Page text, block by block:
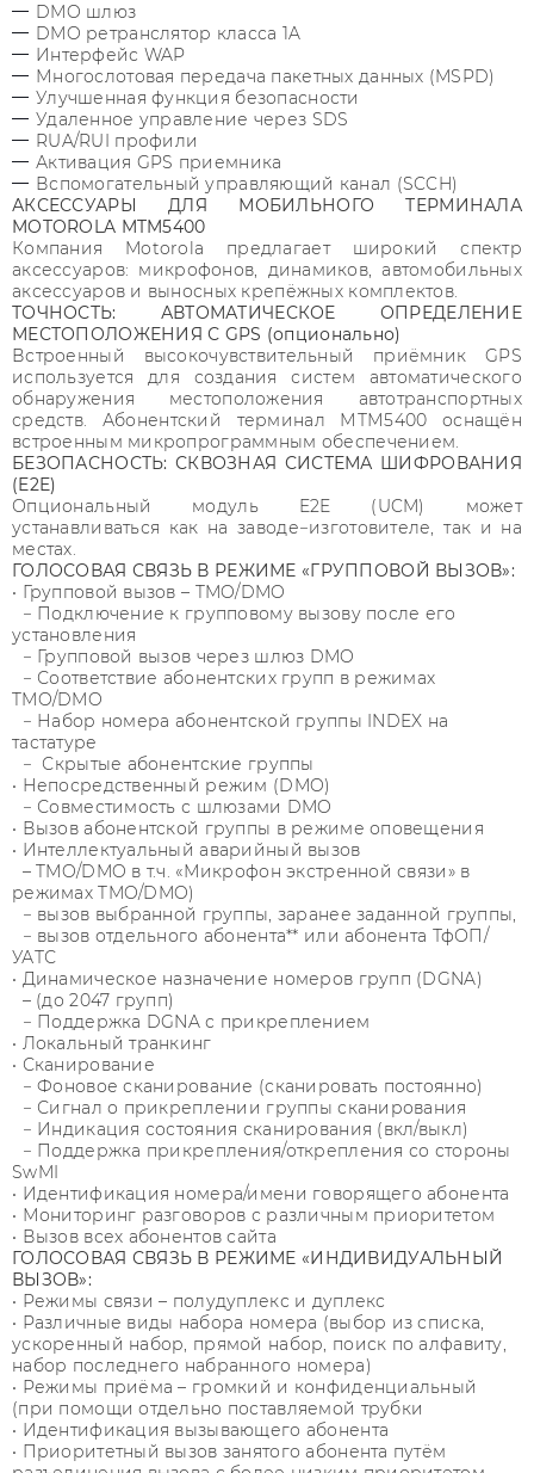
DMO шлюз
DMO ретранслятор класса 1A
Интерфейс WAP
Многослотовая передача пакетных данных (MSPD)
Улучшенная функция безопасности
Удаленное управление через SDS
RUA/RUI профили
Активация GPS приемника
Вспомогательный управляющий канал (SCCH)
АКСЕССУАРЫ ДЛЯ МОБИЛЬНОГО ТЕРМИНАЛА
MOTOROLA MTM5400
Компания Motorola предлагает широкий спектр
аксессуаров: микрофонов, динамиков, автомобильных
аксессуаров и выносных крепёжных комплектов.
ТОЧНОСТЬ: АВТОМАТИЧЕСКОЕ ОПРЕДЕЛЕНИЕ
МЕСТОПОЛОЖЕНИЯ С GPS (опционально)
Встроенный высокочувствительный приёмник GPS
используется для создания систем автоматического
обнаружения местоположения автотранспортных
средств. Абонентский терминал МТМ5400 оснащён
встроенным микропрограммным обеспечением.
БЕЗОПАСНОСТЬ: СКВОЗНАЯ СИСТЕМА ШИФРОВАНИЯ
(E2E)
Опциональный модуль E2E (UCM) может
устанавливаться как на заводе−изготовителе, так и на
местах.
ГОЛОСОВАЯ СВЯЗЬ В РЕЖИМЕ «ГРУППОВОЙ ВЫЗОВ»:
• Групповой вызов – TMO/DMO
− Подключение к групповому вызову после его
установления
− Групповой вызов через шлюз DMO
− Соответствие абонентских групп в режимах
TMO/DMO
− Набор номера абонентской группы INDEX на
тастатуре
− Скрытые абонентские группы
• Непосредственный режим (DMO)
− Совместимость с шлюзами DMO
• Вызов абонентской группы в режиме оповещения
• Интеллектуальный аварийный вызов
– TMO/DMO в т.ч. «Микрофон экстренной связи» в
режимах TMO/DMO)
− вызов выбранной группы, заранее заданной группы,
− вызов отдельного абонента** или абонента ТфОП/
УАТС
• Динамическое назначение номеров групп (DGNA)
– (до 2047 групп)
− Поддержка DGNA с прикреплением
• Локальный транкинг
• Сканирование
− Фоновое сканирование (сканировать постоянно)
− Сигнал о прикреплении группы сканирования
− Индикация состояния сканирования (вкл/выкл)
− Поддержка прикрепления/открепления со стороны
SwMI
• Идентификация номера/имени говорящего абонента
• Мониторинг разговоров с различным приоритетом
• Вызов всех абонентов сайта
ГОЛОСОВАЯ СВЯЗЬ В РЕЖИМЕ «ИНДИВИДУАЛЬНЫЙ
ВЫЗОВ»:
• Режимы связи – полудуплекс и дуплекс
• Различные виды набора номера (выбор из списка,
ускоренный набор, прямой набор, поиск по алфавиту,
набор последнего набранного номера)
• Режимы приёма – громкий и конфиденциальный
(при помощи отдельно поставляемой трубки
• Идентификация вызывающего абонента
• Приоритетный вызов занятого абонента путём